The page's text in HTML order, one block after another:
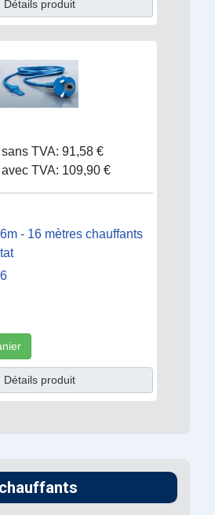
Détails produit
TVA: 91,58 €
TVA: 109,90 €
- 16 mètres chauffants
Détails produit